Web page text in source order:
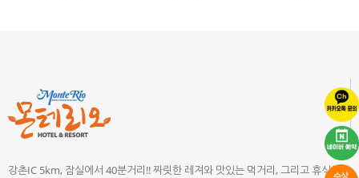
강촌IC 5km, 잠실에서 40분거리!! 짜릿한 레져와 맛있는 먹거리, 그리고 휴식이